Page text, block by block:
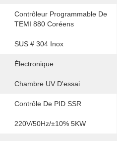
Contrôleur Programmable De
TEMI 880 Coréens
SUS # 304 Inox
Électronique
Chambre UV D'essai
Contrôle De PID SSR
220V/50Hz/±10% 5KW